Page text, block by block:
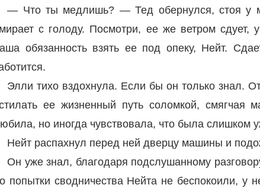
— Что ты медлишь? — Тед обернулся, стоя у
с голоду. Посмотри, ее же ветром
обязанность взять ее под опеку, Нейт.
Элли тихо вздохнула. Если бы он только знал.
ее жизненный путь соломкой,
но иногда чувствовала, что была слишком
Нейт распахнул перед ней дверцу машины и
Он уже знал, благодаря подслушанному
попытки сводничества Нейта не беспокоили, у